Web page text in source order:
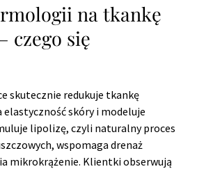
na tkankę
czego się
skutecznie redukuje tkankę
elastyczność skóry i modeluje
lipolizę, czyli naturalny proces
wspomaga drenaż
mikrokrążenie. Klientki obserwują